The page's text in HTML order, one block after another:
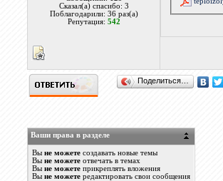
Сказал(а) спасибо: 3
Поблагодарили: 36 раз(а)
Репутация: 542
Поделиться…
Ваши права в разделе
Выне можете создавать новые темы
Выне можете отвечать в темах
Выне можете прикреплять вложения
Выне можете редактировать свои сообщения